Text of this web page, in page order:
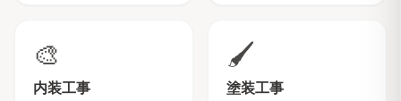
🎨
内装工事
🖌️
塗装工事